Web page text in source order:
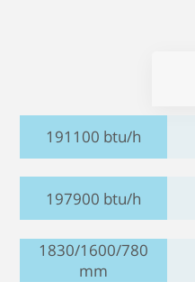
191100 btu/h
197900 btu/h
1830/1600/780
mm